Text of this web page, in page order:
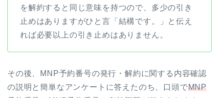
を解約すると同じ意味を持つので、多少の引き
止めはありますがひと言「結構です。」と伝え
れば必要以上の引き止めはありません。
その後、MNP予約番号の発行・解約に関する内容確認
の説明と簡単なアンケートに答えたのち、口頭でMNP